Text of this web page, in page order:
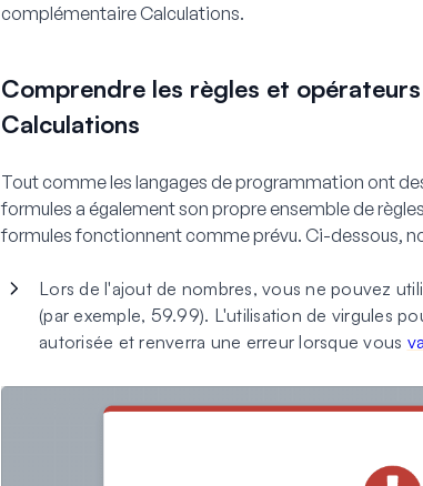
complémentaire Calculations.
Comprendre les règles et
Calculations
Tout comme les langages de programmation ont
formules a également son propre ensemble de
formules fonctionnent comme prévu. Ci-dessous,
Lors de l'ajout de nombres, vous ne pouvez
(par exemple, 59.99). L'utilisation de virgules
autorisée et renverra une erreur lorsque vous